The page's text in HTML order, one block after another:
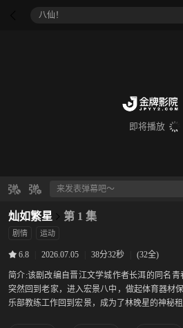
八仙！
即将播放
灿如繁星 第 1 集
剧情 运动
6.8 2026.07.05 38分32秒 (32全)
简介:该剧改编自晋江文学城作者长洱的同名
突然回到老家，进入宏景八中，做起体育器材
乐部教练工作回到宏景，成为了林晚星的神秘租